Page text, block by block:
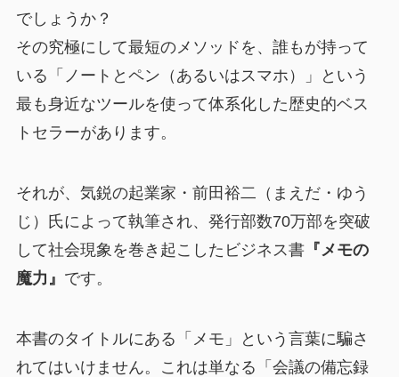
でしょうか？
その究極にして最短のメソッドを、誰もが持って
いる「ノートとペン（あるいはスマホ）」という
最も身近なツールを使って体系化した歴史的ベス
トセラーがあります。
それが、気鋭の起業家・前田裕二（まえだ・ゆう
じ）氏によって執筆され、発行部数70万部を突破
して社会現象を巻き起こしたビジネス書『メモの
魔力』 です。
本書のタイトルにある「メモ」という言葉に騙さ
れてはいけません。これは単なる「会議の備忘録